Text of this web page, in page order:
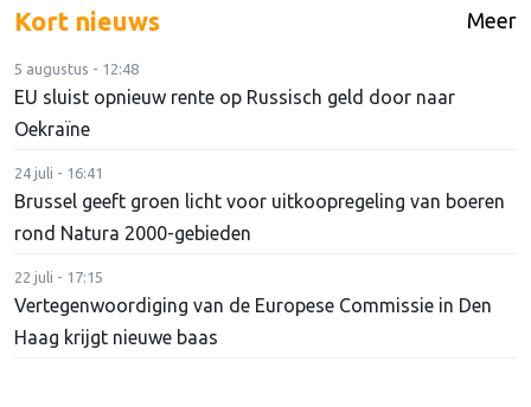
Kort nieuws Meer
5 augustus - 12:48
EU sluist opnieuw rente op Russisch geld door naar
Oekraïne
24 juli - 16:41
Brussel geeft groen licht voor uitkoopregeling van boeren
rond Natura 2000-gebieden
22 juli - 17:15
Vertegenwoordiging van de Europese Commissie in Den
Haag krijgt nieuwe baas